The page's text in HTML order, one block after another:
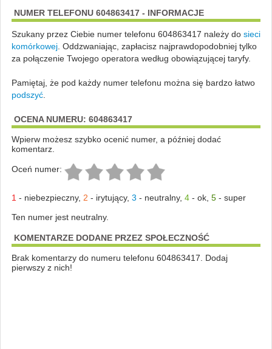
NUMER TELEFONU 604863417 - INFORMACJE
Szukany przez Ciebie numer telefonu 604863417 należy do sieci
komórkowej. Oddzwaniając, zapłacisz najprawdopodobniej tylko
za połączenie Twojego operatora według obowiązującej taryfy.
Pamiętaj, że pod każdy numer telefonu można się bardzo łatwo
podszyć.
OCENA NUMERU: 604863417
Wpierw możesz szybko ocenić numer, a później dodać
komentarz.
Oceń numer:
1 - niebezpieczny, 2 - irytujący, 3 - neutralny, 4- ok, 5- super
Ten numer jest neutralny.
KOMENTARZE DODANE PRZEZ SPOŁECZNOŚĆ
Brak komentarzy do numeru telefonu 604863417. Dodaj
pierwszy z nich!